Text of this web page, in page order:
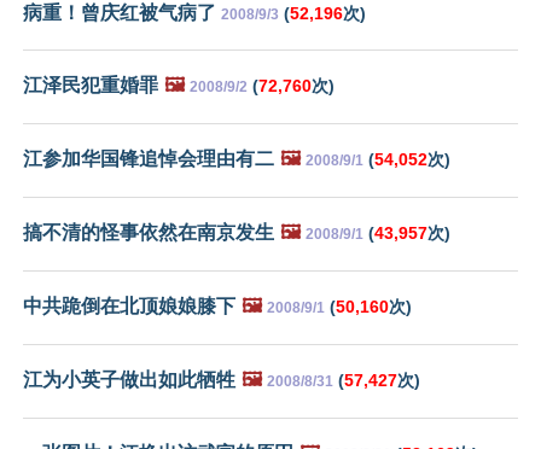
病重！曾庆红被气病了 2008/9/3 (52,196次)
江泽民犯重婚罪 🖼️ 2008/9/2 (72,760次)
江参加华国锋追悼会理由有二 🖼️ 2008/9/1 (54,052次)
搞不清的怪事依然在南京发生 🖼️ 2008/9/1 (43,957次)
中共跪倒在北顶娘娘膝下 🖼️ 2008/9/1 (50,160次)
江为小英子做出如此牺牲 🖼️ 2008/8/31 (57,427次)